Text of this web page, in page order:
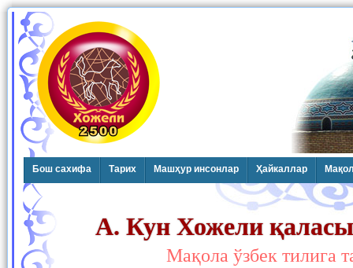
Бош сахифа Тарих Машҳур инсонлар Ҳайкаллар
А. Кун Хожели
Мақола ўзбек тилига